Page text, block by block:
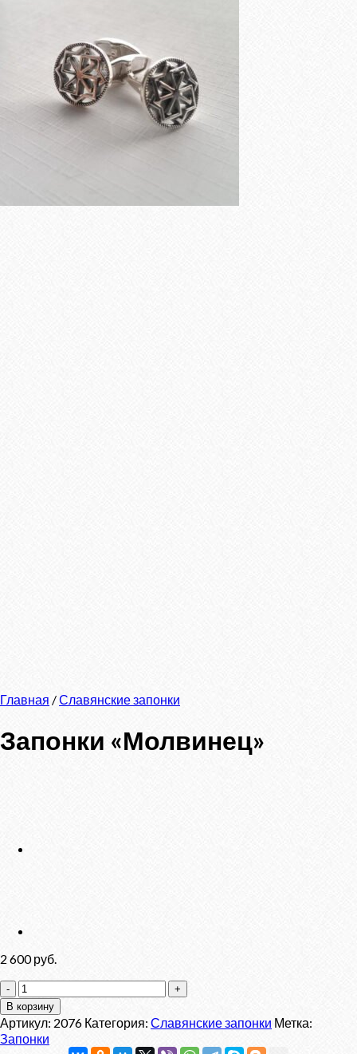
Главная /Славянские запонки
Запонки «Молвинец»
2 600руб.
Количество
товара
Запонки
"Молвинец"
В корзину
Артикул: 2076 Категория: Славянские запонки Метка:
Запонки